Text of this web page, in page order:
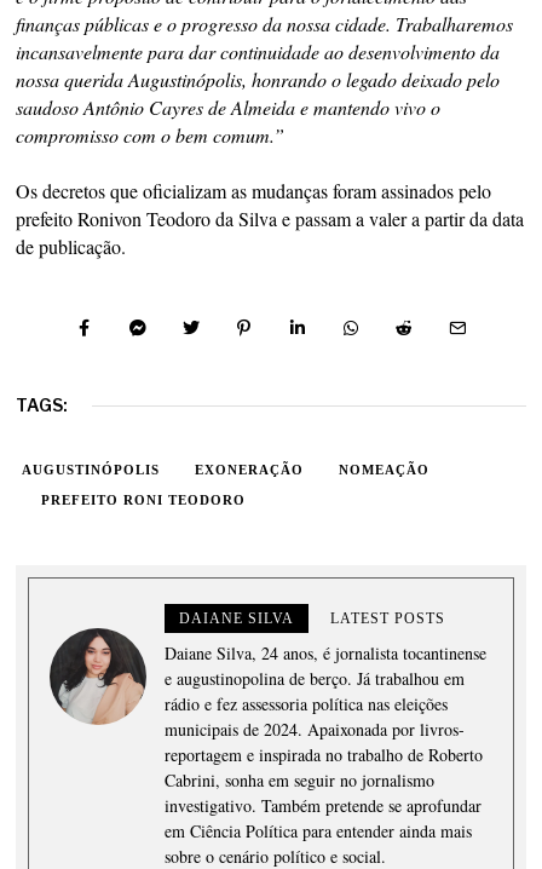
finanças públicas e o progresso da nossa cidade. Trabalharemos
incansavelmente para dar continuidade ao desenvolvimento da
nossa querida Augustinópolis, honrando o legado deixado pelo
saudoso Antônio Cayres de Almeida e mantendo vivo o
compromisso com o bem comum.”
Os decretos que oficializam as mudanças foram assinados pelo
prefeito Ronivon Teodoro da Silva e passam a valer a partir da data
de publicação.
TAGS:
AUGUSTINÓPOLIS EXONERAÇÃO NOMEAÇÃO
PREFEITO RONI TEODORO
DAIANE SILVA LATEST POSTS
Daiane Silva, 24 anos, é jornalista tocantinense
e augustinopolina de berço. Já trabalhou em
rádio e fez assessoria política nas eleições
municipais de 2024. Apaixonada por livros-
reportagem e inspirada no trabalho de Roberto
Cabrini, sonha em seguir no jornalismo
investigativo. Também pretende se aprofundar
em Ciência Política para entender ainda mais
sobre o cenário político e social.